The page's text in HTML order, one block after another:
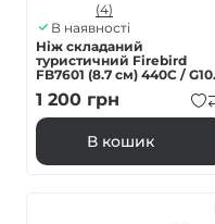
(4)
В наявності
Ніж складаний
туристичний Firebird
FB7601 (8.7 см) 440С / G10
зелений
1 200 грн
В кошик